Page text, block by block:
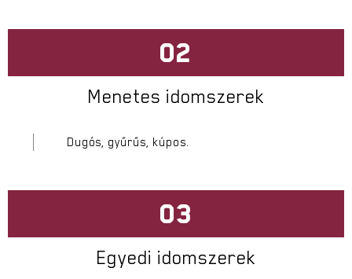
02
Menetes idomszerek
Dugós, gyűrűs, kúpos.
03
Egyedi idomszerek